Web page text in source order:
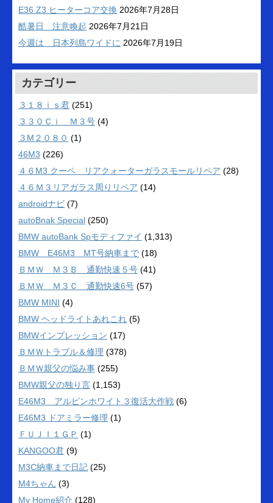
E36 Z3 ヒーターコア交換 2026年7月28日
酷暑日 注意喚起 2026年7月21日
今週は 日本列島ワイドに 2026年7月19日
カテゴリー
３１８ｉｓ君 (251)
３３０Ｃｉ Ｍ３号 (4)
３M２０８０ (1)
46M3 (226)
４６M3 クーペ リアクォーターガラスモールリペア (28)
４６Ｍ３リアガラス周りリペア (14)
androidナビ (7)
autoBnak Special (250)
BMW autoBank Spモディファイ (1,313)
BMW E46M3 MT号納車まで (18)
ＢＭＷ Ｍ３Ｂ 通勤快速５号 (41)
ＢＭＷ Ｍ３Ｃ 通勤快速6号 (57)
BMW MINI (4)
BMW ヘッドライトあれこれ (5)
BMWインプレッション (17)
ＢＭＷトラブル＆修理 (378)
ＢＭＷ親父の悩み事 (255)
BMW親父の独り言 (1,153)
E46M3 アルピンホワイト３復活大作戦 (6)
E46M3 ドアミラー修理 (1)
ＦＵＪＩ１ＧＰ (1)
KANGOO君 (9)
M3C納車まで日記 (25)
M4ちゃん (3)
My Home紹介 (128)